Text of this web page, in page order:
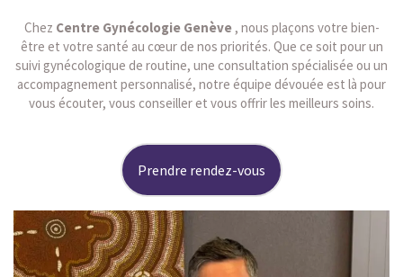
Chez Centre Gynécologie Genève , nous plaçons votre bien-
être et votre santé au cœur de nos priorités. Que ce soit pour un
suivi gynécologique de routine, une consultation spécialisée ou un
accompagnement personnalisé, notre équipe dévouée est là pour
vous écouter, vous conseiller et vous offrir les meilleurs soins.
Prendre rendez-vous